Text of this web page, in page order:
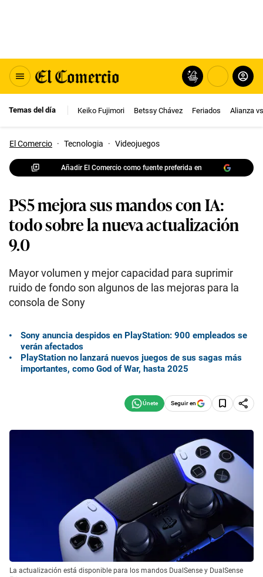
Temas del día Keiko Fujimori Betssy Chávez Feriados Alianza
El Comercio · Tecnologia · Videojuegos
Añadir El Comercio como fuente preferida en
PS5 mejora sus mandos con IA:
todo sobre la nueva actualización
9.0
Mayor volumen y mejor capacidad para suprimir
ruido de fondo son algunos de las mejoras para la
consola de Sony
Sony anuncia despidos en PlayStation: 900 empleados se
verán afectados
PlayStation no lanzará nuevos juegos de sus sagas más
importantes, como God of War, hasta 2025
Seguir en
La actualización está disponible para los mandos DualSense y DualSense